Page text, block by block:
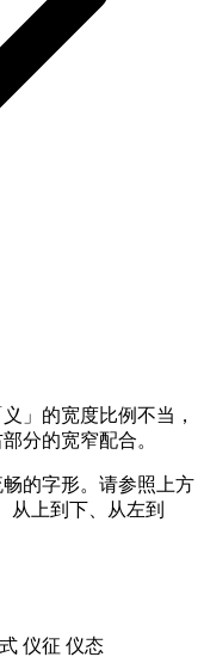
」的宽度比例不当，
分的宽窄配合。
的字形。请参照上方
从上到下、从左到
仪征 仪态